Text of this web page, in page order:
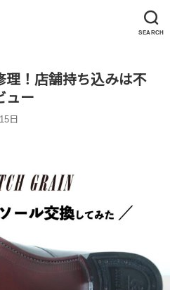
SEARCH
理！店舗持ち込みは不
ュー
日